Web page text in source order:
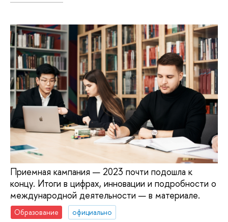
Приемная кампания — 2023 почти подошла к
концу. Итоги в цифрах, инновации и подробности о
международной деятельности — в материале.
Образование
официально